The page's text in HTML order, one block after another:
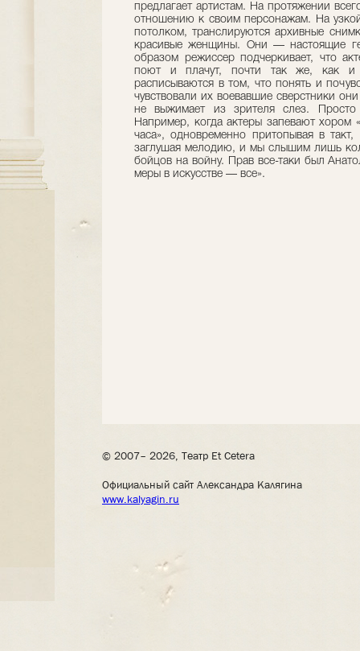
предлагает артистам. На протяжении
отношению к своим персонажам. На
потолком, транслируются архивные
красивые женщины. Они — настоящие
образом режиссер подчеркивает, что
поют и плачут, почти так же, как
расписываются в том, что понять и
чувствовали их воевавшие сверстники
не выжимает из зрителя слез.
Например, когда актеры запевают хором
часа», одновременно притопывая в
заглушая мелодию, и мы слышим лишь
бойцов на войну. Прав все-таки был
меры в искусстве — все».
© 2007– 2026, Театр Et Cetera
Официальный сайт Александра Калягина
www.kalyagin.ru